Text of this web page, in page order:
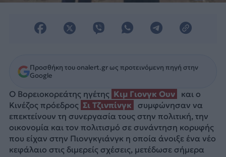
Προσθήκη του onalert.gr ως προτεινόμενη πηγή στην
Google
Ο Βορειοκορεάτης ηγέτης Κιμ Γιονγκ Ουν
και ο
Κινέζος πρόεδρος Σι Τζινπίνγκ
συμφώνησαν να
επεκτείνουν τη συνεργασία τους στην πολιτική, την
οικονομία και τον πολιτισμό σε συνάντηση κορυφής
που είχαν στην Πιονγκγιάνγκ η οποία άνοιξε ένα νέο
κεφάλαιο στις διμερείς σχέσεις, μετέδωσε σήμερα